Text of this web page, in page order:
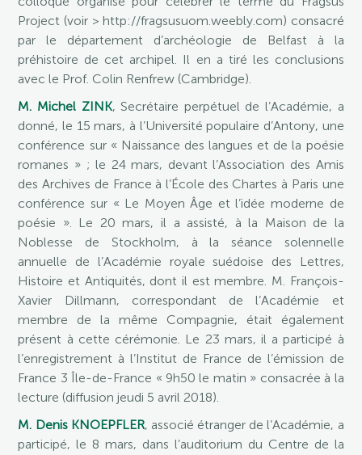
Project (voir > http://fragsusuom.weebly.com) consacré
par le département d’archéologie de Belfast à la
préhistoire de cet archipel. Il en a tiré les conclusions
avec le Prof. Colin Renfrew (Cambridge).
M. Michel ZINK, Secrétaire perpétuel de l’Académie, a
donné, le 15 mars, à l’Université populaire d’Antony, une
conférence sur « Naissance des langues et de la poésie
romanes » ; le 24 mars, devant l’Association des Amis
des Archives de France à l’École des Chartes à Paris une
conférence sur « Le Moyen Âge et l’idée moderne de
poésie ». Le 20 mars, il a assisté, à la Maison de la
Noblesse de Stockholm, à la séance solennelle
annuelle de l’Académie royale suédoise des Lettres,
Histoire et Antiquités, dont il est membre. M. François-
Xavier Dillmann, correspondant de l’Académie et
membre de la même Compagnie, était également
présent à cette cérémonie. Le 23 mars, il a participé à
l’enregistrement à l’Institut de France de l’émission de
France 3 Île-de-France « 9h50 le matin » consacrée à la
lecture (diffusion jeudi 5 avril 2018).
M. Denis KNOEPFLER, associé étranger de l’Académie, a
participé, le 8 mars, dans l’auditorium du Centre de la